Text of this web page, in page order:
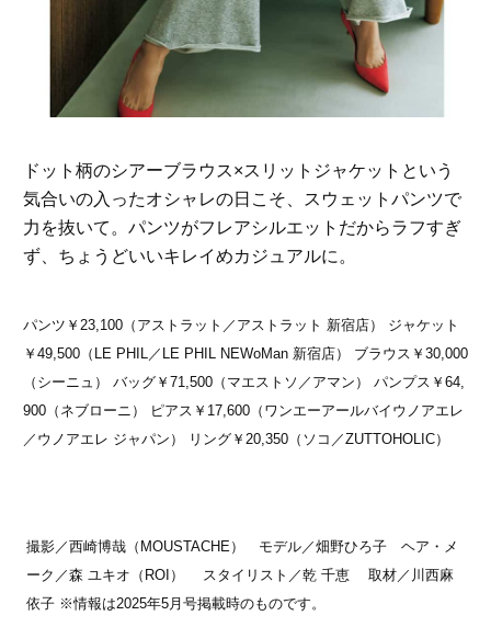
ドット柄のシアーブラウス×スリットジャケットという
気合いの入ったオシャレの日こそ、スウェットパンツで
力を抜いて。パンツがフレアシルエットだからラフすぎ
ず、ちょうどいいキレイめカジュアルに。
パンツ￥23,100（アストラット／アストラット 新宿店） ジャケット
￥49,500（LE PHIL／LE PHIL NEWoMan 新宿店） ブラウス￥30,000
（シーニュ） バッグ￥71,500（マエストソ／アマン） パンプス￥64,
900（ネブローニ） ピアス￥17,600（ワンエーアールバイウノアエレ
／ウノアエレ ジャパン） リング￥20,350（ソコ／ZUTTOHOLIC）
撮影／西崎博哉（MOUSTACHE） モデル／畑野ひろ子 ヘア・メ
ーク／森 ユキオ（ROI） スタイリスト／乾 千恵 取材／川西麻
依子 ※情報は2025年5月号掲載時のものです。